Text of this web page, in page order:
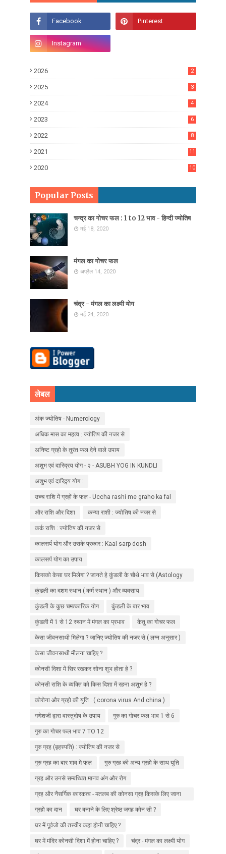
2026 2
2025 3
2024 4
2023 6
2022 8
2021 11
2020
10
Popular Posts
चन्द्र का गोचर फल : 1 to 12 भाव - हिन्दी ज्योतिष
मई 18, 2020
मंगल का गोचर फल
अप्रैल 14, 2020
चंद्र - मंगल का लक्ष्मी योग
मई 24, 2020
लेबल
अंक ज्योतिष - Numerology
अधिक मास का महत्व : ज्योतिष की नजर से
अनिष्ट ग्रहो के तुरंत फल देने वाले उपाय
अशुभ एवं दारिद्रय योग - २ - ASUBH YOG IN KUNDLI
अशुभ एवं दारिद्र्य योग :
उच्च राशि में ग्रहों के फल - Uccha rashi me graho ka fal
और राशि और दिशा कन्या राशी : ज्योतिष की नजर से
कर्क राशि : ज्योतिष की नजर से
कालसर्प योग और उसके प्रकार : Kaal sarp dosh
कालसर्प योग का उपाय
किसको केसा घर मिलेगा ? जानते हे कुंडली के चौथे भाव से (Astology
in hindi )
कुंडली का दशम स्थान ( कर्म स्थान ) और व्यवसाय
कुंडली के कुछ चमत्कारिक योग कुंडली के बार भाव
कुंडली में 1 से 12 स्थान में मंगल का प्रभाव केतु का गोचर फल
केसा जीवनसाथी मिलेगा ? जानिए ज्योतिष की नजर से ( लग्न अनुसार )
केसा जीवनसाथी मीलना चाहिए ?
कोनसी दिशा में सिर रखकर सोना शुभ होता हे ?
कोनसी राशि के व्यक्ति को किस दिशा में रहना अशुभ हे ?
कोरोना और ग्रहो की युति : ( corona virus And china )
गणेशजी द्वारा वास्तुदोष के उपाय गुरु का गोचर फल भाव 1 से 6
गुरु का गोचर फल भाव 7 TO 12
गुरु ग्रह (बृहस्पति) : ज्योतिष की नजर से
गुरु ग्रह का बार भाव मे फल गुरु ग्रह की अन्य ग्रहो के साथ युति
ग्रह और उनसे सम्बध्धित मानव अंग और रोग
ग्रह और नैसर्गिक कारकत्व - मतलब की कोनसा ग्रह किसके लिए जाना
जाता हे ?
ग्रहो का दान घर बनाने के लिए श्रेष्ठ जगह कोन सी ?
घर में पूर्वजो की तस्वीर कहा होनी चाहिए ?
घर में मंदिर कोनसी दिशा में होना चाहिए ? चंद्र - मंगल का लक्ष्मी योग